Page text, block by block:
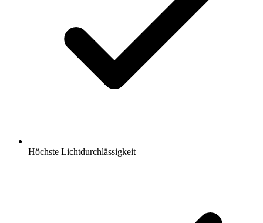
Höchste Lichtdurchlässigkeit